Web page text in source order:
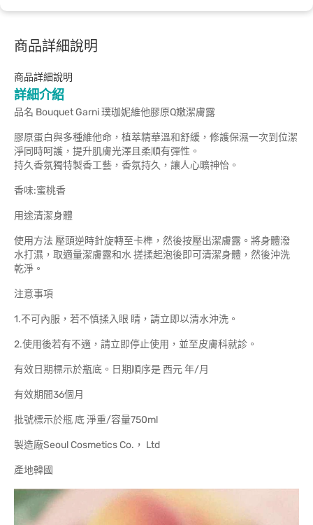
商品詳細說明
商品詳細說明
詳細介紹
品名 Bouquet Garni 璞珈妮維他膠原Q嫩潔膚露
膠原蛋白與多種維他命，植萃精華溫和舒緩，修護保濕一次到位潔
淨同時呵護，提升肌膚光澤且柔順有彈性。
持久香氛獨特製香工藝，香氛持久，讓人心曠神怡。
香味:蜜桃香
用途清潔身體
使用方法 壓頭逆時針旋轉至卡榫，然後按壓出潔膚露。將身體潑
水打濕，取適量潔膚露和水 搓揉起泡後即可清潔身體，然後沖洗
乾淨。
注意事項
1.不可內服，若不慎揉入眼 睛，請立即以清水沖洗。
2.使用後若有不適，請立即停止使用，並至皮膚科就診。
有效日期標示於瓶底。日期順序是 西元 年/月
有效期間36個月
批號標示於瓶 底 淨重/容量750ml
製造廠Seoul Cosmetics Co.， Ltd
產地韓國